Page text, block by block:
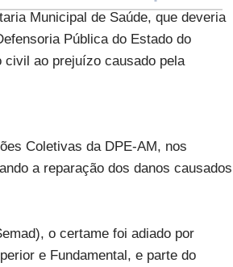
Municipal de Saúde, que deveria
Pública do Estado do
ao prejuízo causado pela
Coletivas da DPE-AM, nos
a reparação dos danos causados
o certame foi adiado por
e Fundamental, e parte do